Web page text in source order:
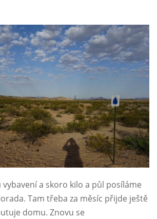
a skoro kilo a půl posíláme
Tam třeba za měsíc přijde ještě
domu. Znovu se